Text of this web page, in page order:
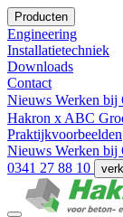
Producten
Engineering
Installatietechniek
Downloads
Contact
Nieuws Werken bij
Hakron x ABC
Praktijkvoorbeelden
Nieuws Werken bij
0341 27 88 10